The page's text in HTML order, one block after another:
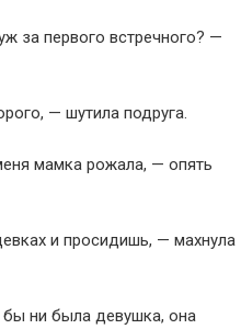
за первого встречного? —
— шутила подруга.
мамка рожала, — опять
и просидишь, — махнула
бы ни была девушка, она